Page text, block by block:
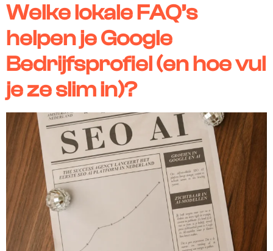
Welke lokale FAQ’s
helpen je Google
Bedrijfsprofiel (en hoe vul
je ze slim in)?